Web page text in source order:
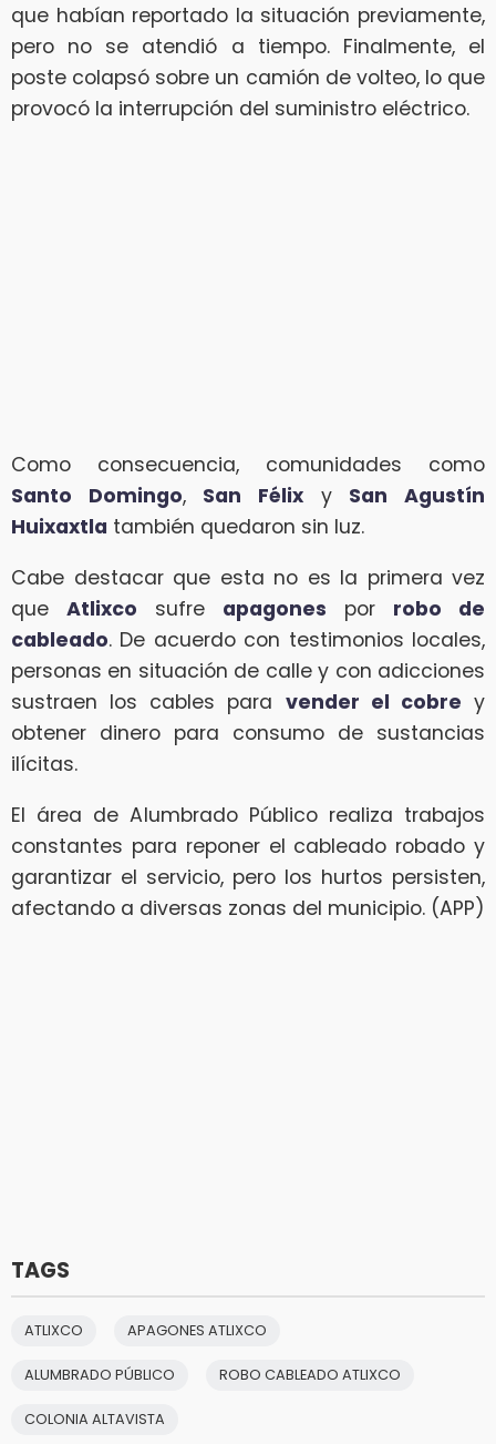
que habían reportado la situación previamente,
pero no se atendió a tiempo. Finalmente, el
poste colapsó sobre un camión de volteo, lo que
provocó la interrupción del suministro eléctrico.
Como consecuencia, comunidades como
Santo Domingo, San Félix y San Agustín
Huixaxtla también quedaron sin luz.
Cabe destacar que esta no es la primera vez
que Atlixco sufre apagones por robo de
cableado. De acuerdo con testimonios locales,
personas en situación de calle y con adicciones
sustraen los cables para vender el cobre y
obtener dinero para consumo de sustancias
ilícitas.
El área de Alumbrado Público realiza trabajos
constantes para reponer el cableado robado y
garantizar el servicio, pero los hurtos persisten,
afectando a diversas zonas del municipio. (APP)
TAGS
ATLIXCO APAGONES ATLIXCO
ALUMBRADO PÚBLICO ROBO CABLEADO ATLIXCO
COLONIA ALTAVISTA